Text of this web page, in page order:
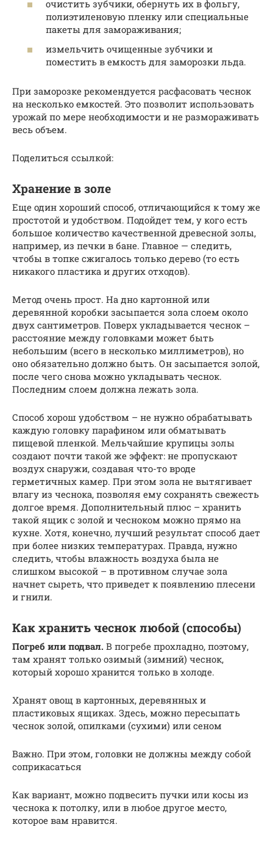
очистить зубчики, обернуть их в фольгу,
полиэтиленовую пленку или специальные
пакеты для замораживания;
измельчить очищенные зубчики и
поместить в емкость для заморозки льда.
При заморозке рекомендуется расфасовать чеснок
на несколько емкостей. Это позволит использовать
урожай по мере необходимости и не размораживать
весь объем.
Поделиться ссылкой:
Хранение в золе
Еще один хороший способ, отличающийся к тому же
простотой и удобством. Подойдет тем, у кого есть
большое количество качественной древесной золы,
например, из печки в бане. Главное — следить,
чтобы в топке сжигалось только дерево (то есть
никакого пластика и других отходов).
Метод очень прост. На дно картонной или
деревянной коробки засыпается зола слоем около
двух сантиметров. Поверх укладывается чеснок –
расстояние между головками может быть
небольшим (всего в несколько миллиметров), но
оно обязательно должно быть. Он засыпается золой,
после чего снова можно укладывать чеснок.
Последним слоем должна лежать зола.
Способ хорош удобством – не нужно обрабатывать
каждую головку парафином или обматывать
пищевой пленкой. Мельчайшие крупицы золы
создают почти такой же эффект: не пропускают
воздух снаружи, создавая что-то вроде
герметичных камер. При этом зола не вытягивает
влагу из чеснока, позволяя ему сохранять свежесть
долгое время. Дополнительный плюс – хранить
такой ящик с золой и чесноком можно прямо на
кухне. Хотя, конечно, лучший результат способ дает
при более низких температурах. Правда, нужно
следить, чтобы влажность воздуха была не
слишком высокой – в противном случае зола
начнет сыреть, что приведет к появлению плесени
и гнили.
Как хранить чеснок любой (способы)
Погреб или подвал. В погребе прохладно, поэтому,
там хранят только озимый (зимний) чеснок,
который хорошо хранится только в холоде.
Хранят овощ в картонных, деревянных и
пластиковых ящиках. Здесь, можно пересыпать
чеснок золой, опилками (сухими) или сеном
Важно. При этом, головки не должны между собой
соприкасаться
Как вариант, можно подвесить пучки или косы из
чеснока к потолку, или в любое другое место,
которое вам нравится.